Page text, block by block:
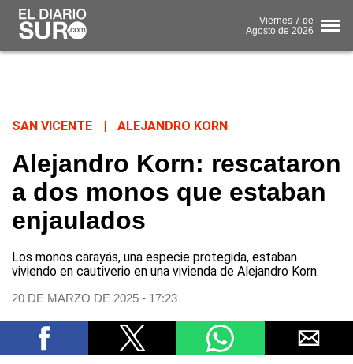
Viernes 7 de
Agosto de 2026
SAN VICENTE ALEJANDRO KORN
Alejandro Korn: rescataron
a dos monos que estaban
enjaulados
Los monos carayás, una especie protegida, estaban
viviendo en cautiverio en una vivienda de Alejandro Korn.
20 DE MARZO DE 2025 - 17:23